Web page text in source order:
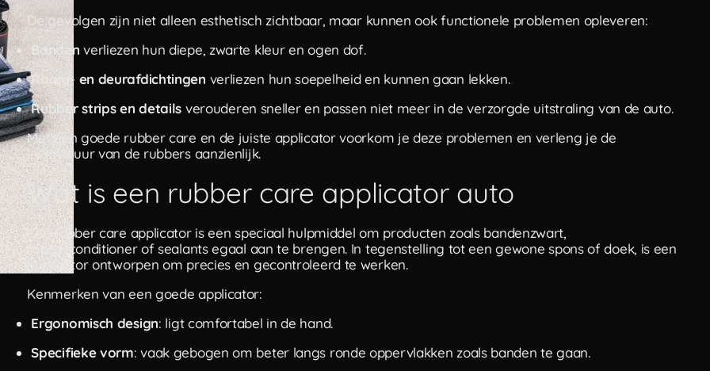
De gevolgen zijn niet alleen esthetisch zichtbaar, maar kunnen ook functionele problemen opleveren:
Banden verliezen hun diepe, zwarte kleur en ogen dof.
Raam- en deurafdichtingen verliezen hun soepelheid en kunnen gaan lekken.
Rubber strips en details verouderen sneller en passen niet meer in de verzorgde uitstraling van de auto.
Met een goede rubber care en de juiste applicator voorkom je deze problemen en verleng je de
levensduur van de rubbers aanzienlijk.
Wat is een rubber care applicator auto
Een rubber care applicator is een speciaal hulpmiddel om producten zoals bandenzwart,
rubberconditioner of sealants egaal aan te brengen. In tegenstelling tot een gewone spons of doek, is een
applicator ontworpen om precies en gecontroleerd te werken.
Kenmerken van een goede applicator:
Ergonomisch design: ligt comfortabel in de hand.
Specifieke vorm: vaak gebogen om beter langs ronde oppervlakken zoals banden te gaan.